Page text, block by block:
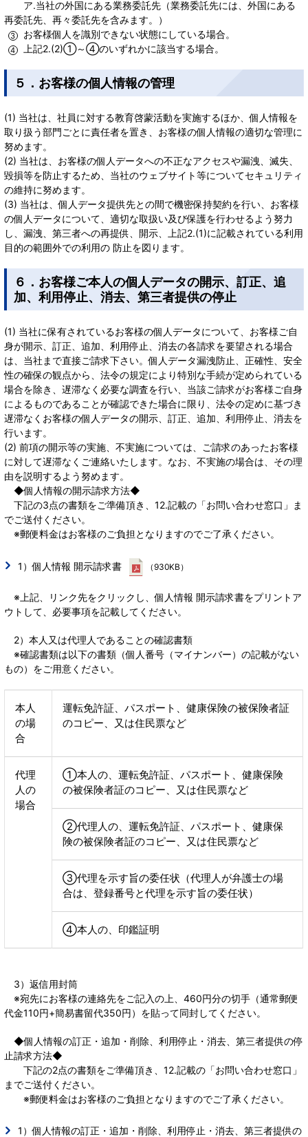
ア.当社の外国にある業務委託先（業務委託先には、外国にある
再委託先、再々委託先を含みます。）
お客様個人を識別できない状態にしている場合。
上記2.(2)①～④のいずれかに該当する場合。
５．お客様の個人情報の管理
(1) 当社は、社員に対する教育啓蒙活動を実施するほか、個人情報を
取り扱う部門ごとに責任者を置き、お客様の個人情報の適切な管理に
努めます。
(2) 当社は、お客様の個人データへの不正なアクセスや漏洩、滅失、
毀損等を防止するため、当社のウェブサイト等についてセキュリティ
の維持に努めます。
(3) 当社は、個人データ提供先との間で機密保持契約を行い、お客様
の個人データについて、適切な取扱い及び保護を行わせるよう努力
し、漏洩、第三者への再提供、開示、上記2.(1)に記載されている利用
目的の範囲外での利用の 防止を図ります。
６．お客様ご本人の個人データの開示、訂正、追
加、利用停止、消去、第三者提供の停止
(1) 当社に保有されているお客様の個人データについて、お客様ご自
身が開示、訂正、追加、利用停止、消去の各請求を要望される場合
は、当社まで直接ご請求下さい。個人データ漏洩防止、正確性、安全
性の確保の観点から、法令の規定により特別な手続が定められている
場合を除き、遅滞なく必要な調査を行い、当該ご請求がお客様ご自身
によるものであることが確認できた場合に限り、法令の定めに基づき
遅滞なくお客様の個人データの開示、訂正、追加、利用停止、消去を
行います。
(2) 前項の開示等の実施、不実施については、ご請求のあったお客様
に対して遅滞なくご連絡いたします。なお、不実施の場合は、その理
由を説明するよう努めます。
◆個人情報の開示請求方法◆
下記の3点の書類をご準備頂き、12.記載の「お問い合わせ窓口」ま
でご送付ください。
※郵便料金はお客様のご負担となりますのでご了承ください。
1）個人情報 開示請求書 （930KB）
※上記、リンク先をクリックし、個人情報 開示請求書をプリントア
ウトして、必要事項を記載してください。
2）本人又は代理人であることの確認書類
※確認書類は以下の書類（個人番号（マイナンバー）の記載がない
もの）をご用意ください。
本人
の場
合
運転免許証、パスポート、健康保険の被保険者証
のコピー、又は住民票など
代理
人の
場合
①本人の、運転免許証、パスポート、健康保険
の被保険者証のコピー、又は住民票など
②代理人の、運転免許証、パスポート、健康保
険の被保険者証のコピー、又は住民票など
③代理を示す旨の委任状（代理人が弁護士の場
合は、登録番号と代理を示す旨の委任状）
④本人の、印鑑証明
3）返信用封筒
※宛先にお客様の連絡先をご記入の上、460円分の切手（通常郵便
代金110円+簡易書留代350円）を貼って同封してください。
◆個人情報の訂正・追加・削除、利用停止・消去、第三者提供の停
止請求方法◆
下記の2点の書類をご準備頂き、12.記載の「お問い合わせ窓口」
までご送付ください。
※郵便料金はお客様のご負担となりますのでご了承ください。
1）個人情報の訂正・追加・削除、利用停止・消去、第三者提供の